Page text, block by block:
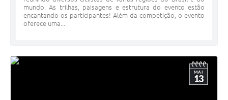
mundo. As trilhas, paisagens e estrutura do evento estão
encantando os participantes! Além da competição, o evento
oferece uma...
MAI
13